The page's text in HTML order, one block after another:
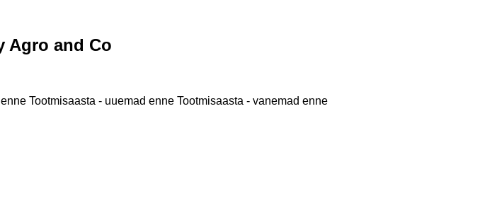
Agro and Co
Tootmisaasta - uuemad enne Tootmisaasta - vanemad enne